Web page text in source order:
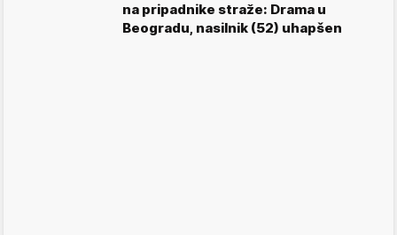
na pripadnike straže: Drama u
Beogradu, nasilnik (52) uhapšen